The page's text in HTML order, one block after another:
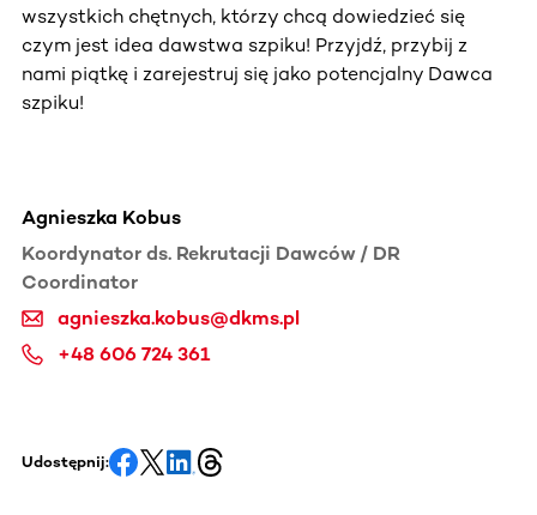
wszystkich chętnych, którzy chcą dowiedzieć się
czym jest idea dawstwa szpiku! Przyjdź, przybij z
nami piątkę i zarejestruj się jako potencjalny Dawca
szpiku!
Agnieszka Kobus
Koordynator ds. Rekrutacji Dawców / DR
Coordinator
agnieszka.kobus@dkms.pl
+48 606 724 361
Udostępnij: